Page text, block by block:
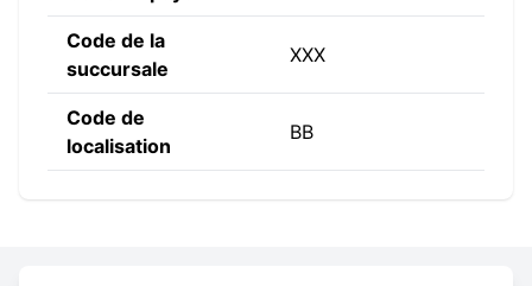
Code de la
succursale
XXX
Code de
localisation
BB